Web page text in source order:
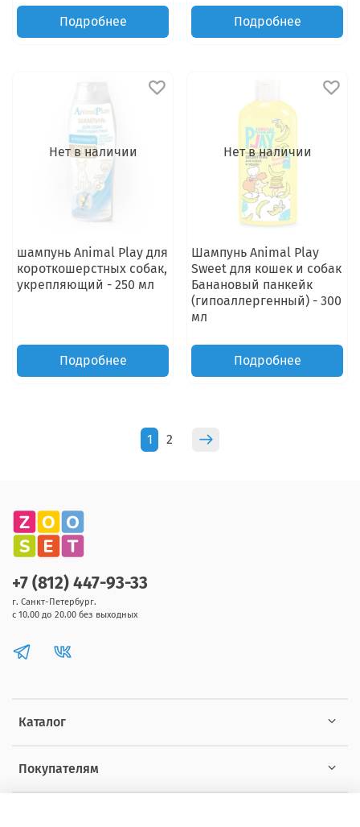
Подробнее Подробнее
Нет в наличии
шампунь Animal Play для
короткошерстных собак,
укрепляющий - 250 мл
Подробнее
Нет в наличии
Шампунь Animal Play
Sweet для кошек и собак
Банановый панкейк
(гипоаллергенный) - 300
мл
Подробнее
1 2
Каталог
Покупателям
+7 (812) 447-93-33
г. Санкт-Петербург.
с 10.00 до 20.00 без выходных